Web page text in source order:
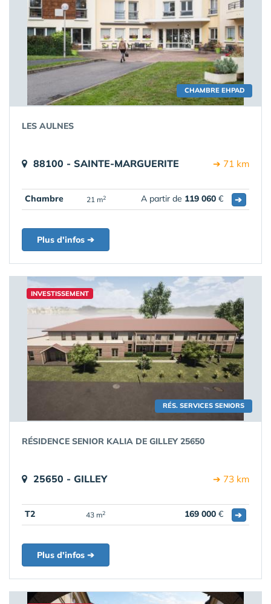
CHAMBRE EHPAD
LES AULNES
88100 - SAINTE-MARGUERITE ➔ 71 km
Chambre 21 m2 A partir de 119 060 € ➔
Plus d'infos ➔
RÉS. SERVICES SENIORS
INVESTISSEMENT
RÉSIDENCE SENIOR KALIA DE GILLEY 25650
25650 - GILLEY ➔ 73 km
T2 43 m2 169 000 € ➔
Plus d'infos ➔